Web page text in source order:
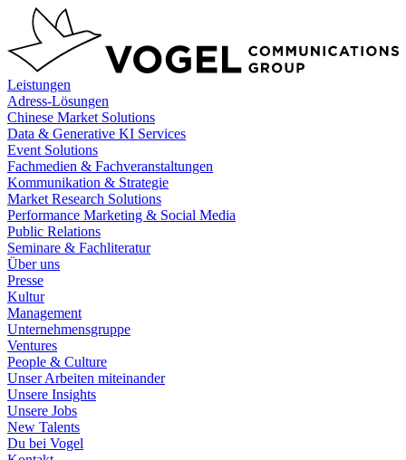
Zum
Inhalt
springen
Leistungen
Adress-Lösungen
Chinese Market Solutions
Data & Generative KI Services
Event Solutions
Fachmedien & Fachveranstaltungen
Kommunikation & Strategie
Market Research Solutions
Performance Marketing & Social Media
Public Relations
Seminare & Fachliteratur
Über uns
Presse
Kultur
Management
Unternehmensgruppe
Ventures
People & Culture
Unser Arbeiten miteinander
Unsere Insights
Unsere Jobs
New Talents
Du bei Vogel